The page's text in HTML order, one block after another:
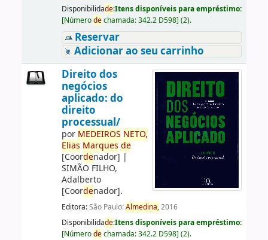
Disponibilidade:Itens disponíveis para empréstimo:
[Númerodechamada:342.2 D598] (2).
Reservar
Adicionar ao seu carrinho
Direito dos
negócios
aplicado: do
direito
processual/
por MEDEIROS NETO,
Elias Marques de
[Coordenador] |
SIMÃO FILHO,
Adalberto
[Coordenador].
Editora:São Paulo:Almedina,2016
Disponibilidade:Itens disponíveis para empréstimo:
[Númerodechamada:342.2 D598] (2).